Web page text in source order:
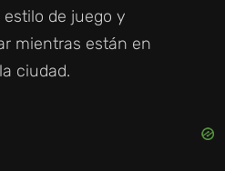
de juego y
mientras están en
ciudad.